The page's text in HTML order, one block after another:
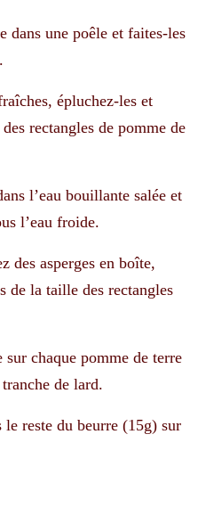
dans une poêle et faites-les
épluchez-les et
rectangles de pomme de
l’eau bouillante salée et
l’eau froide.
des asperges en boîte,
de la taille des rectangles
sur chaque pomme de terre
de lard.
le reste du beurre (15g) sur